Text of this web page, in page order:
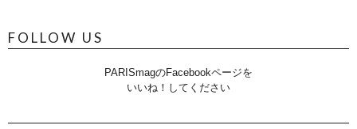
FOLLOW US
PARISmagのFacebookページを
いいね！してください